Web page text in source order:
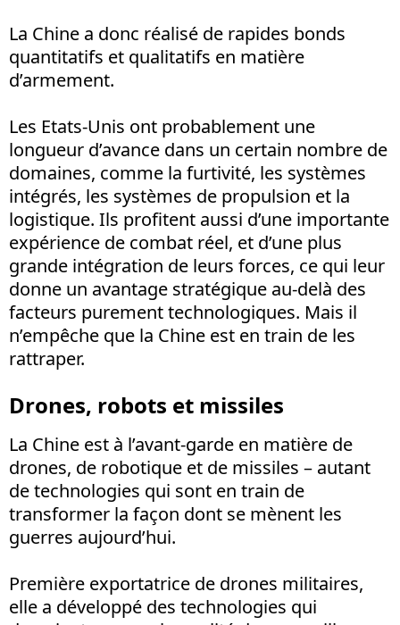
La Chine a donc réalisé de rapides bonds
quantitatifs et qualitatifs en matière
d’armement.
Les Etats-Unis ont probablement une
longueur d’avance dans un certain nombre de
domaines, comme la furtivité, les systèmes
intégrés, les systèmes de propulsion et la
logistique. Ils profitent aussi d’une importante
expérience de combat réel, et d’une plus
grande intégration de leurs forces, ce qui leur
donne un avantage stratégique au-delà des
facteurs purement technologiques. Mais il
n’empêche que la Chine est en train de les
rattraper.
Drones, robots et missiles
La Chine est à l’avant-garde en matière de
drones, de robotique et de missiles – autant
de technologies qui sont en train de
transformer la façon dont se mènent les
guerres aujourd’hui.
Première exportatrice de drones militaires,
elle a développé des technologies qui